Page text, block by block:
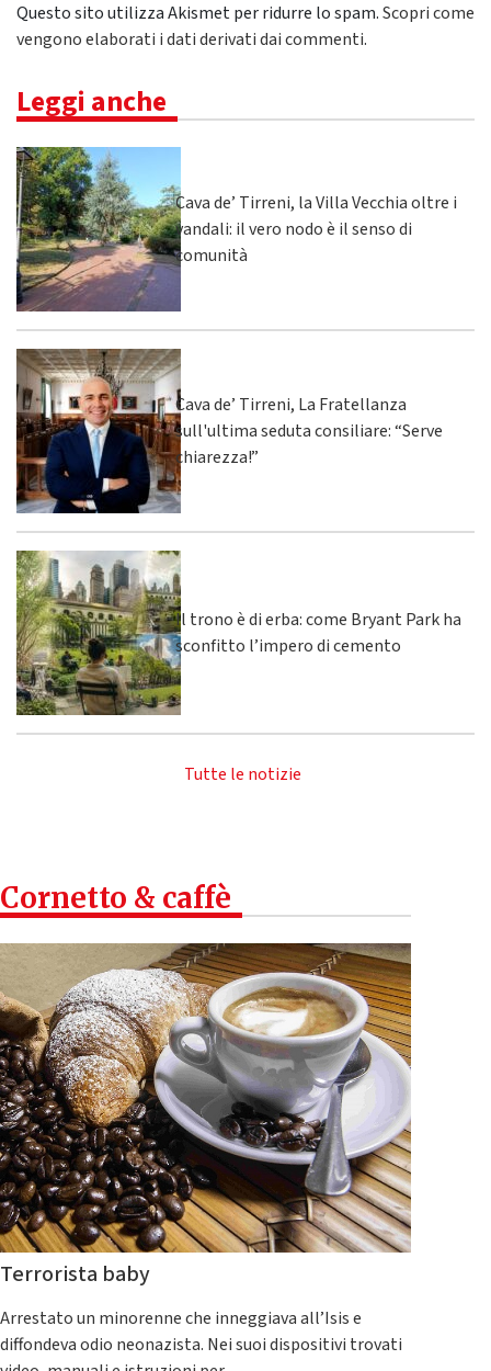
Questo sito utilizza Akismet per ridurre lo spam.Scopri come
vengono elaborati i dati derivati dai commenti.
Leggi anche
Cava de’ Tirreni, la Villa Vecchia oltre i
vandali: il vero nodo è il senso di
comunità
Cava de’ Tirreni, La Fratellanza
sull'ultima seduta consiliare: “Serve
chiarezza!”
Il trono è di erba: come Bryant Park ha
sconfitto l’impero di cemento
Tutte le notizie
Cornetto & caffè
Terrorista baby
Arrestato un minorenne che inneggiava all’Isis e
diffondeva odio neonazista. Nei suoi dispositivi trovati